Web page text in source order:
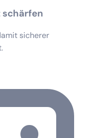
schärfen
sicherer